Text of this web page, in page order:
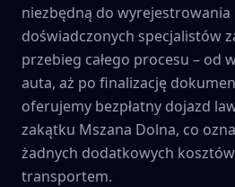
niezbędną do wyrejestrowania
doświadczonych specjalistów
przebieg całego procesu – od
auta, aż po finalizację
oferujemy bezpłatny dojazd
zakątku Mszana Dolna, co
żadnych dodatkowych
transportem.